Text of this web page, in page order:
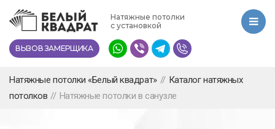
Перейти
основному
содержанию
Натяжные потолки
с установкой
ВЫЗОВ ЗАМЕРЩИКА
Натяжные потолки «Белый квадрат» // Каталог натяжных
потолков // Натяжные потолки в санузле